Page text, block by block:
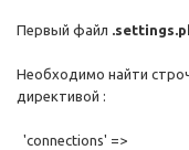
Первый файл
Необходимо найти
директивой :
'connections' =>